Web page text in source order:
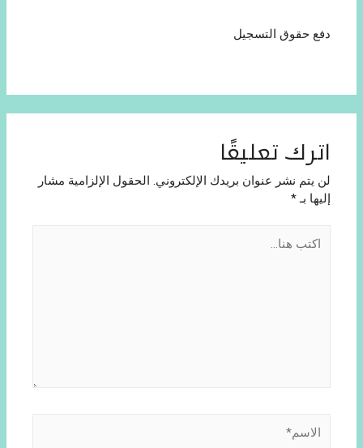
دفع حقوق التسجيل
اترك تعليقًا
لن يتم نشر عنوان بريدك الإلكتروني. الحقول الإلزامية مشار
إليها بـ*